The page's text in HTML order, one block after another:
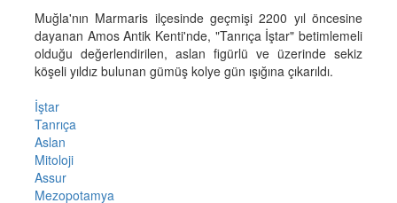
Muğla'nın Marmaris ilçesinde geçmişi 2200 yıl öncesine
dayanan Amos Antik Kenti'nde, "Tanrıça İştar" betimlemeli
olduğu değerlendirilen, aslan figürlü ve üzerinde sekiz
köşeli yıldız bulunan gümüş kolye gün ışığına çıkarıldı.
İştar
Tanrıça
Aslan
Mitoloji
Assur
Mezopotamya